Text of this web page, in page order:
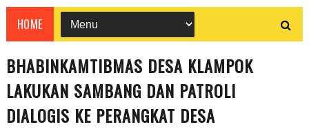
HOME
BHABINKAMTIBMAS DESA KLAMPOK
LAKUKAN SAMBANG DAN PATROLI
DIALOGIS KE PERANGKAT DESA